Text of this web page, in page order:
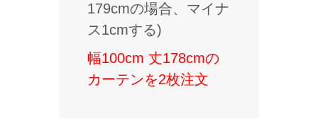
179cmの場合、マイナ
ス1cmする)
幅100cm 丈178cmの
カーテンを2枚注文